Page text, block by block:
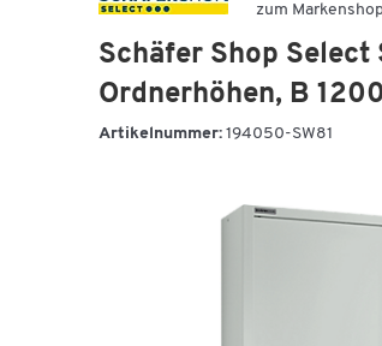
zum
Schäfer Shop Select
Ordnerhöhen, B
Artikelnummer: 194050-SW81